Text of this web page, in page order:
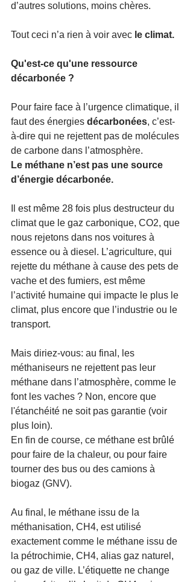
d’autres solutions, moins chères.
Tout ceci n’a rien à voir avec le climat.
Qu'est-ce qu'une ressource
décarbonée ?
Pour faire face à l’urgence climatique, il
faut des énergies décarbonées, c’est-
à-dire qui ne rejettent pas de molécules
de carbone dans l’atmosphère.
Le méthane n’est pas une source
d’énergie décarbonée.
Il est même 28 fois plus destructeur du
climat que le gaz carbonique, CO2, que
nous rejetons dans nos voitures à
essence ou à diesel. L’agriculture, qui
rejette du méthane à cause des pets de
vache et des fumiers, est même
l’activité humaine qui impacte le plus le
climat, plus encore que l’industrie ou le
transport.
Mais diriez-vous: au final, les
méthaniseurs ne rejettent pas leur
méthane dans l’atmosphère, comme le
font les vaches ? Non, encore que
l'étanchéité ne soit pas garantie (voir
plus loin).
En fin de course, ce méthane est brûlé
pour faire de la chaleur, ou pour faire
tourner des bus ou des camions à
biogaz (GNV).
Au final, le méthane issu de la
méthanisation, CH4, est utilisé
exactement comme le méthane issu de
la pétrochimie, CH4, alias gaz naturel,
ou gaz de ville. L’étiquette ne change